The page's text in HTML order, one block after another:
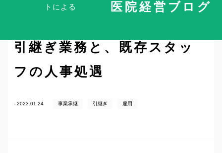
トによる
医院経営ブログ
引継ぎ業務と、既存スタッ
フの人事処遇
- 2023.01.24 事業承継 引継ぎ 雇用